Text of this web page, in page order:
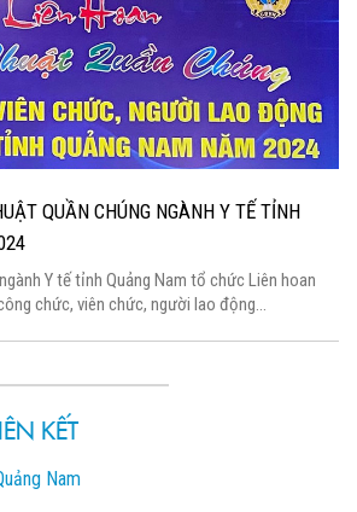
QUẦN CHÚNG NGÀNH Y TẾ TỈNH
Y tế tỉnh Quảng Nam tổ chức Liên hoan
chức, viên chức, người lao động...
KẾT
Nam